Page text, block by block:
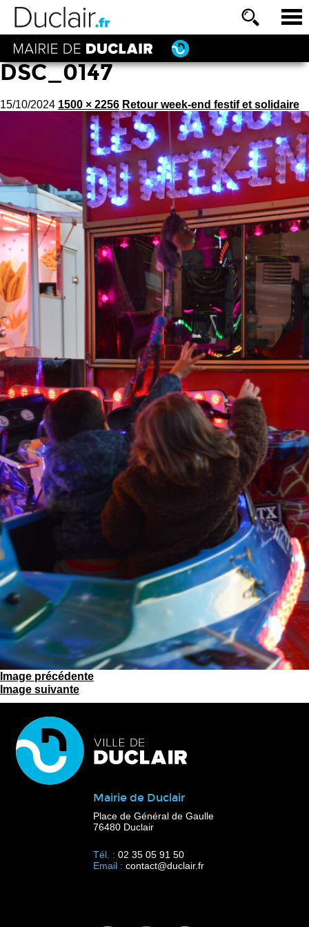
DSC_0147
15/10/2024 1500 × 2256 Retour week-end festif et solidaire
Image précédente
Image suivante
Mairie de Duclair
Place de Général de Gaulle
76480 Duclair
Tél. : 02 35 05 91 50
Email : contact@duclair.fr